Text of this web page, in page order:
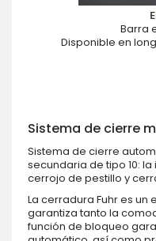
Barra
Disponible en
Sistema de cierre
Sistema de cierre
secundaria de tipo 10:
cerrojo de pestillo y
La cerradura Fuhr es
garantiza tanto la
función de bloqueo